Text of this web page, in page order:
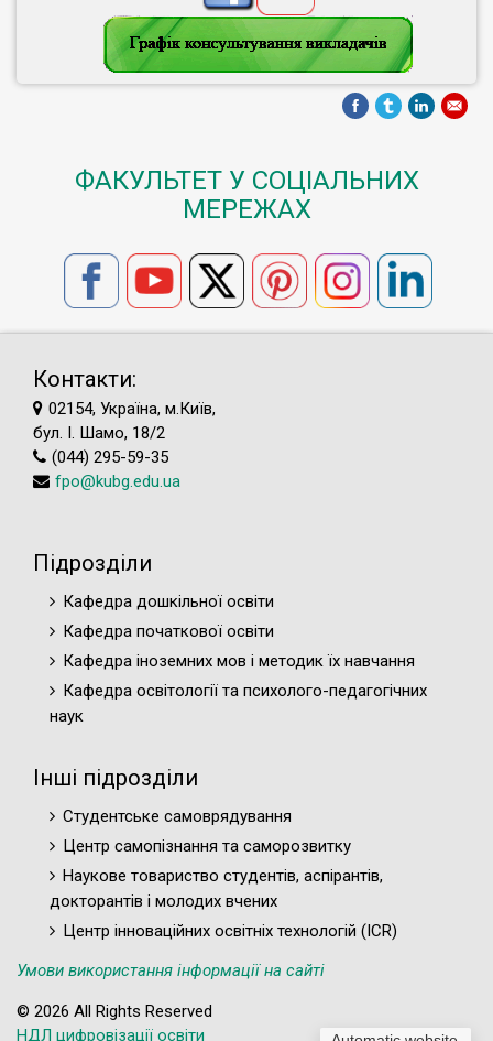
ФАКУЛЬТЕТ У СОЦІАЛЬНИХ
МЕРЕЖАХ
Контакти:
02154, Україна, м.Київ,
бул. І. Шамо, 18/2
(044) 295-59-35
fpo@kubg.edu.ua
Підрозділи
Кафедра дошкільної освіти
Кафедра початкової освіти
Кафедра іноземних мов і методик їх навчання
Кафедра освітології та психолого-педагогічних
наук
Інші підрозділи
Студентське самоврядування
Центр самопізнання та саморозвитку
Наукове товариство студентів, аспірантів,
докторантів і молодих вчених
Центр інноваційних освітніх технологій (ICR)
Умови використання інформації на сайті
© 2026 All Rights Reserved
НДЛ цифровізації освіти